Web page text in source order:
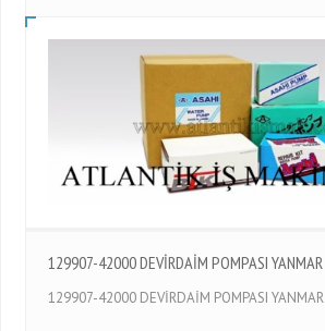
129907-42000 DEVİRDAİM POMPASI YANMAR
129907-42000 DEVİRDAİM POMPASI YANMAR